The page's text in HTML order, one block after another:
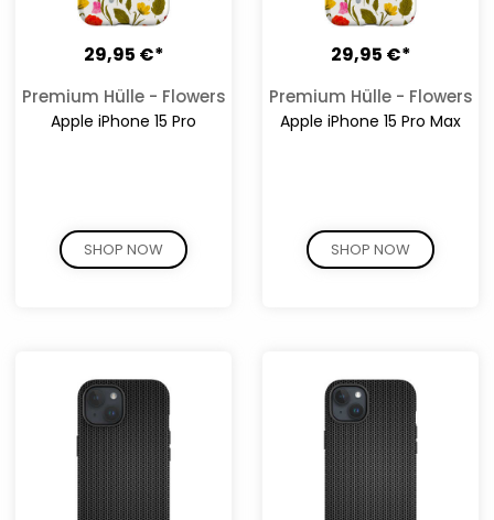
29,95 €*
Premium Hülle - Flowers
Apple iPhone 15 Pro
SHOP NOW
29,95 €*
Premium Hülle - Flowers
Apple iPhone 15 Pro Max
SHOP NOW